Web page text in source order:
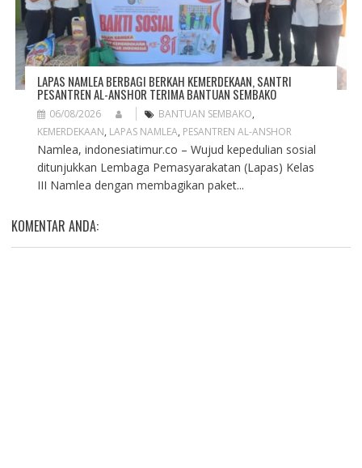
LAPAS NAMLEA BERBAGI BERKAH KEMERDEKAAN, SANTRI
PESANTREN AL-ANSHOR TERIMA BANTUAN SEMBAKO
06/08/2026 BANTUAN SEMBAKO,
KEMERDEKAAN, LAPAS NAMLEA, PESANTREN AL-ANSHOR
Namlea, indonesiatimur.co – Wujud kepedulian sosial
ditunjukkan Lembaga Pemasyarakatan (Lapas) Kelas
III Namlea dengan membagikan paket...
KOMENTAR ANDA: